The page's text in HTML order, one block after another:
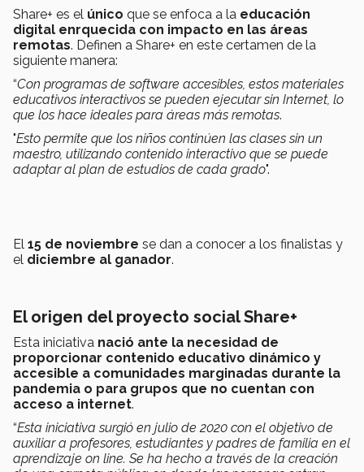
Share+ es el único que se enfoca a la educación
digital enrquecida con impacto en las áreas
remotas. Definen a Share+ en este certamen de la
siguiente manera:
“Con programas de software accesibles, estos materiales
educativos interactivos se pueden ejecutar sin Internet, lo
que los hace ideales para áreas más remotas.
"Esto permite que los niños continúen las clases sin un
maestro, utilizando contenido interactivo que se puede
adaptar al plan de estudios de cada grado".
El 15 de noviembre se dan a conocer a los finalistas y
el diciembre al ganador.
El origen del proyecto social Share+
Esta iniciativa nació ante la necesidad de
proporcionar contenido educativo dinámico y
accesible a comunidades marginadas durante la
pandemia o para grupos que no cuentan con
acceso a internet.
“Esta iniciativa surgió en julio de 2020 con el objetivo de
auxiliar a profesores, estudiantes y padres de familia en el
aprendizaje on line. Se ha hecho a través de la creación